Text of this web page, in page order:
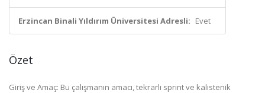
Erzincan Binali Yıldırım Üniversitesi Adresli: Evet
Özet
Giriş ve Amaç: Bu çalışmanın amacı, tekrarlı sprint ve kalistenik